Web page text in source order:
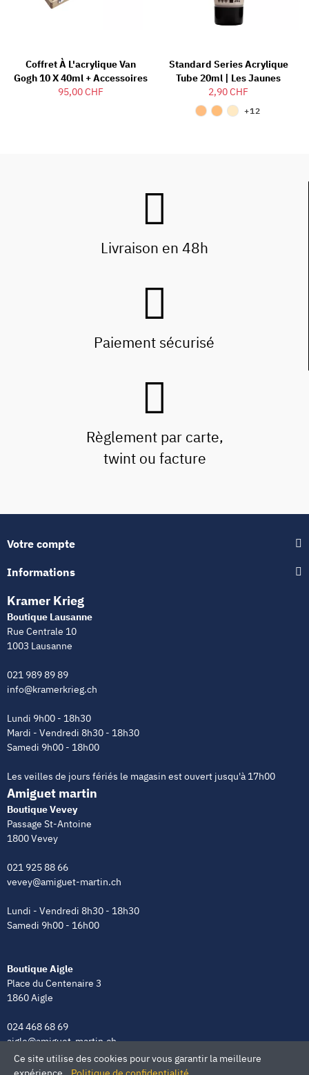
Coffret À L'acrylique Van
Gogh 10 X 40ml + Accessoires
95,00 CHF
Standard Series Acrylique
Tube 20ml | Les Jaunes
2,90 CHF
+12
Livraison en 48h
Paiement sécurisé
Règlement par carte,
twint ou facture
Votre compte
Informations
Kramer Krieg
Boutique Lausanne
Rue Centrale 10
1003 Lausanne
021 989 89 89
info@kramerkrieg.ch
Lundi 9h00 - 18h30
Mardi - Vendredi 8h30 - 18h30
Samedi 9h00 - 18h00
Les veilles de jours fériés le magasin est ouvert jusqu'à 17h00
Amiguet martin
Boutique Vevey
Passage St-Antoine
1800 Vevey
021 925 88 66
vevey@amiguet-martin.ch
Lundi - Vendredi 8h30 - 18h30
Samedi 9h00 - 16h00
Boutique Aigle
Place du Centenaire 3
1860 Aigle
024 468 68 69
aigle@amiguet-martin.ch
Lundi - Vendredi 8h00 - 12h00 | 13h30 - 18h30
Ce site utilise des cookies pour vous garantir la meilleure